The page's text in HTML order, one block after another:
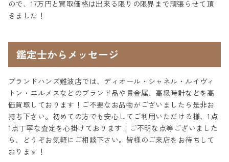
ので、17万円と買取価格は出来る限りの限界まで頑張らせて頂
きました！
鑑定士からメッセージ
ブランドハンズ難波店では、ディオール・シャネル・ルイヴィ
トン・エルメスなどのブランド品や貴金属、高級時計などを高
価買取しております！ご不要なお品物がございましたら是非お
持ち下さい。初めての方でも安心してご利用いただける様、1点
1点丁寧な査定を心掛けております！ご不明な点等ございました
ら、どうぞお気軽にご相談下さい。皆様のご来店をお待ちして
おります！